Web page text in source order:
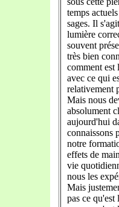
temps
sages. Il
lumière
souvent
très bien
comment est
avec ce qui
relativement
Mais nous
absolument
aujourd'hui
connaissons
notre
effets de
vie
nous les
Mais
pas ce qu'est